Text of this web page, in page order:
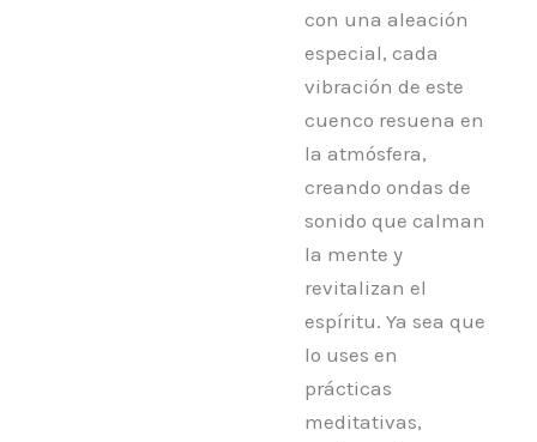
con una aleación
especial, cada
vibración de este
cuenco resuena en
la atmósfera,
creando ondas de
sonido que calman
la mente y
revitalizan el
espíritu. Ya sea que
lo uses en
prácticas
meditativas,